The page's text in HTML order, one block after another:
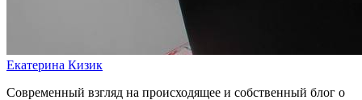
Екатерина Кизик
Современный взгляд на происходящее и собственный блог о